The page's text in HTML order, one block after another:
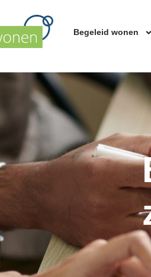
Begeleid wonen